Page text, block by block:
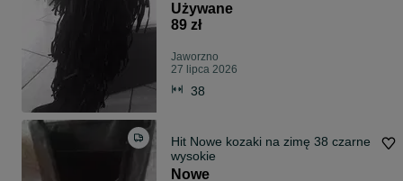
Używane
89 zł
Jaworzno
27 lipca 2026
38
Hit Nowe kozaki na zimę 38 czarne
wysokie
Nowe